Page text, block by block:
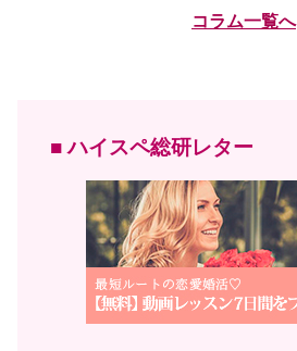
コラム一覧へ
■ ハイスペ総研レター